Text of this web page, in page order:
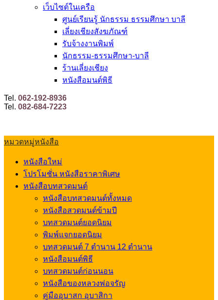
เว็บไซต์ในเครือ
ศูนย์เรียนรู้ นักธรรม ธรรมศึกษา บาลี
เลี่ยงเชียงสังฆภัณฑ์
รับจ้างงานพิมพ์
นักธรรม-ธรรมศึกษา-บาลี
ร้านเลี่ยงเชียง
หนังสือมนต์พิธี
Tel. 062-192-8936
Tel. 082-684-7223
หมวดหมู่หนังสือ
หนังสือใหม่
โปรโมชั่น หนังสือราคาพิเศษ
หนังสือบทสวดมนต์
หนังสือบทสวดมนต์ทั้งหมด
หนังสือสวดมนต์ข้ามปี
บทสวดมนต์ยอดนิยม
พิมพ์แจกยอดนิยม
บทสวดมนต์ 7 ตำนาน 12 ตำนาน
หนังสือมนต์พิธี
บทสวดมนต์ก่อนนอน
หนังสือของหลวงพ่อจรัญ
คู่มืออุบาสก อุบาสิกา